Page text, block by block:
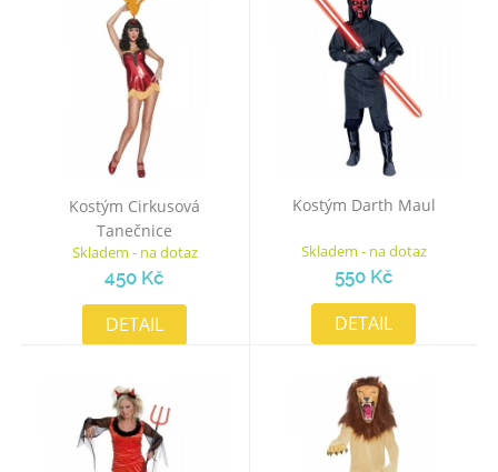
Kostým Cirkusová
Tanečnice
Skladem - na dotaz
450 Kč
DETAIL
Kostým Darth Maul
Skladem - na dotaz
550 Kč
DETAIL